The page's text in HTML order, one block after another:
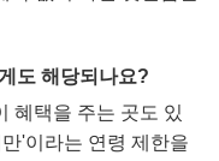
도 해당되나요?
혜택을 주는 곳도 있
'이라는 연령 제한을